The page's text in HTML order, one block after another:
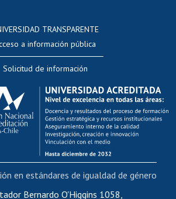
Evaluación docente
Calificación académica
Postulación al AUCAI
Funcionarias/os
internos de capacitación
Bienestar del personal
de movilidad interna
Certificado de renta
TRANSPARENTE
a información pública
Solicitud de información
Bernardo O'Higgins 1058,
en estándares de igualdad de género